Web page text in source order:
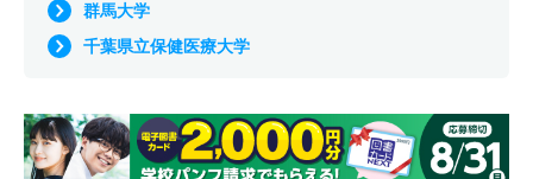
群馬大学
千葉県立保健医療大学